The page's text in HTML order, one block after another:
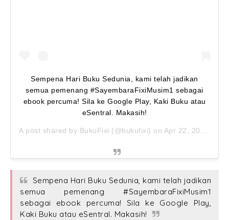
Sempena Hari Buku Sedunia, kami telah jadikan
semua pemenang #SayembaraFixiMusim1 sebagai
ebook percuma! Sila ke Google Play, Kaki Buku atau
eSentral. Makasih!
A post shared by BukuFixi (@bukufixi) on Apr 22, 2020 at 6:50pm PDT
Sempena Hari Buku Sedunia, kami telah jadikan
semua pemenang #SayembaraFixiMusim1
sebagai ebook percuma! Sila ke Google Play,
Kaki Buku atau eSentral. Makasih!